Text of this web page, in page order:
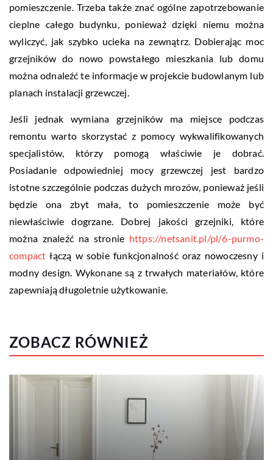
pomieszczenie. Trzeba także znać ogólne zapotrzebowanie
cieplne całego budynku, ponieważ dzięki niemu można
wyliczyć, jak szybko ucieka na zewnątrz. Dobierając moc
grzejników do nowo powstałego mieszkania lub domu
można odnaleźć te informacje w projekcie budowlanym lub
planach instalacji grzewczej.
Jeśli jednak wymiana grzejników ma miejsce podczas
remontu warto skorzystać z pomocy wykwalifikowanych
specjalistów, którzy pomogą właściwie je dobrać.
Posiadanie odpowiedniej mocy grzewczej jest bardzo
istotne szczególnie podczas dużych mrozów, ponieważ jeśli
będzie ona zbyt mała, to pomieszczenie może być
niewłaściwie dogrzane. Dobrej jakości grzejniki, które
można znaleźć na stronie https://netsanit.pl/pl/6-purmo-
compact łączą w sobie funkcjonalność oraz nowoczesny i
modny design. Wykonane są z trwałych materiałów, które
zapewniają długoletnie użytkowanie.
ZOBACZ RÓWNIEŻ